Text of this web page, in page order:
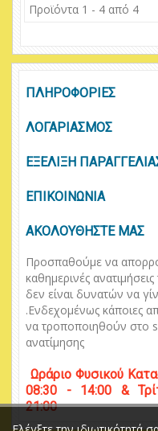
Προϊόντα 1 - 4 από 4
ΠΛΗΡΟΦΟΡΙΕΣ
ΛΟΓΑΡΙΑΣΜΟΣ
ΕΞΕΛΙΞΗ
ΕΠΙΚΟΙΝΩΝΙΑ
ΑΚΟΛΟΥΘΗΣΤΕ ΜΑΣ
Προσπαθούμε να
καθημερινές
δεν είναι δυνατών να
.Ενδεχομένως κάποιες
να τροποποιηθούν στο
ανατίμησης
Ωράριο Φυσικού Κ
08:30 - 14:00 &
21:00